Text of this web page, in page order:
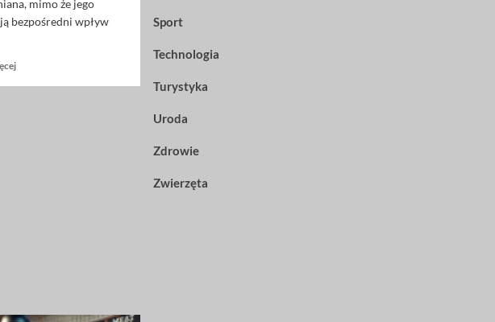
w
profesjonalnym
mimo że jego
bezpośredni wpływ
Dowiedz
Sport
Technologia
Turystyka
Uroda
Zdrowie
Zwierzęta